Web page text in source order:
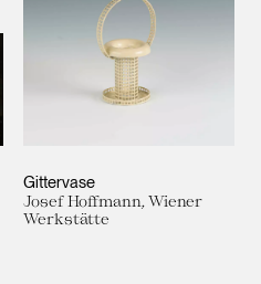
Sammlung hinzufügen
Gittervase
Josef Hoffmann, Wiener
Werkstätte